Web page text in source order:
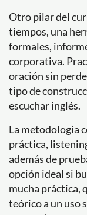
Otro pilar del
tiempos, una
formales,
corporativa.
oración sin
tipo de
escuchar inglés.
La metodología
práctica,
además de
opción ideal si
mucha práctica,
teórico a un uso